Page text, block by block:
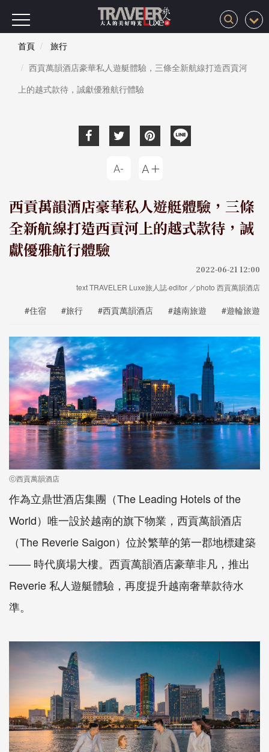
首頁
旅行
西貢萬韻酒店豪華私人遊艇體驗，三條全新航線打造西貢河
上的越式款待，誠獻優雅航行體驗
西貢萬韻酒店豪華私人遊艇體驗，三條
全新航線打造西貢河上的越式款待，誠
獻優雅航行體驗
2022-06-21 12:00
text TRAVELER Luxe旅人誌·editor ／photo 西貢萬韻酒店
#住宿 #旅行 #西貢萬韻酒店 #越南旅遊 #遊輪旅遊
ⓒ西貢萬韻酒店
作為立鼎世酒店集團（The Leading Hotels of the
World）唯一設於越南的旗下物業，西貢萬韻酒店
（The Reverie Saigon）位於繁華的第一郡地標建築
—— 時代廣場大樓。西貢萬韻酒店豪華非凡，推出
Reverie 私人遊艇體驗，再度提升越南奢華款待水
準。